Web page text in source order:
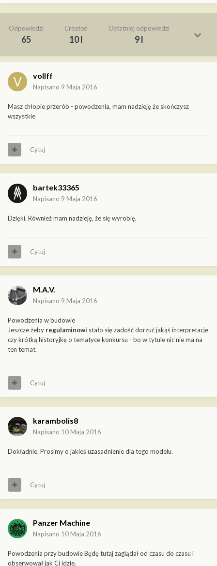
Odpowiedzi
65
Created
10 l
Ostatniej odpowiedzi
9 l
vollff
Napisano 9 Maja 2016
Masz chłopie przerób - powodzenia, mam nadzieję że skończysz
wszystkie
Cytuj
bartek33365
Napisano 9 Maja 2016
Dzięki. Również mam nadzieję, że się wyrobię.
Cytuj
M.A.V.
Napisano 9 Maja 2016
Powodzenia w budowie
Jeszcze żeby regulaminowi stało się zadość dorzuć jakąś interpretacje
czy krótką historyjkę o tematyce konkursu - bo w tytule nic nie ma na
ten temat.
Cytuj
karambolis8
Napisano 10 Maja 2016
Dokładnie. Prosimy o jakieś uzasadnienie dla tego modelu.
Cytuj
Panzer Machine
Napisano 10 Maja 2016
Powodzenia przy budowie Będę tutaj zaglądał od czasu do czasu i
obserwował jak Ci idzie.